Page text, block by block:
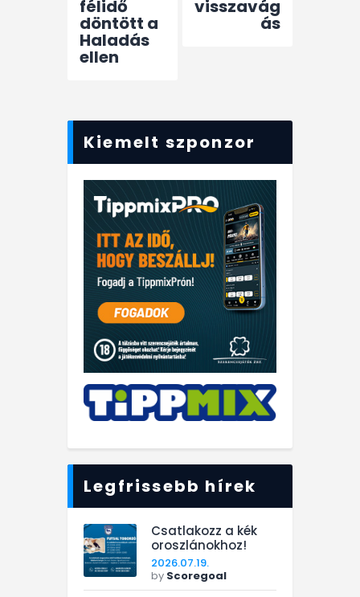
félidő
döntött a
Haladás
ellen
visszavág
ás
Kiemelt szponzor
Legfrissebb hírek
Csatlakozz a kék
oroszlánokhoz!
2026.07.19.
by Scoregoal